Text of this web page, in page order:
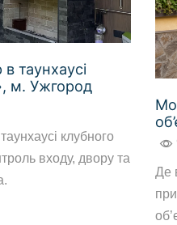
таунхаусі
м. Ужгород
клубного
входу, двору та
Де